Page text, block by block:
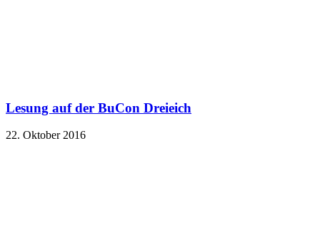
Lesung auf der BuCon Dreieich
22. Oktober 2016